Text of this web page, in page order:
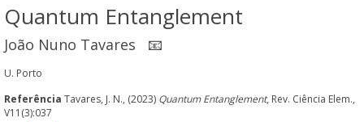
Quantum Entanglement
João Nuno Tavares 📧
U. Porto
Referência Tavares, J. N., (2023) Quantum Entanglement, Rev. Ciência Elem.,
V11(3):037